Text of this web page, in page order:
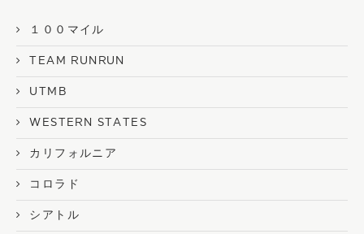
１００マイル
TEAM RUNRUN
UTMB
WESTERN STATES
カリフォルニア
コロラド
シアトル